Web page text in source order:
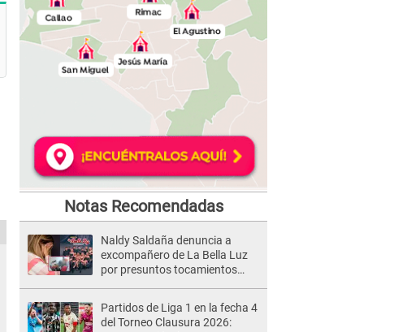
Notas Recomendadas
Naldy Saldaña denuncia a
excompañero de La Bella Luz
por presuntos tocamientos
Partidos de Liga 1 en la fecha 4
del Torneo Clausura 2026: